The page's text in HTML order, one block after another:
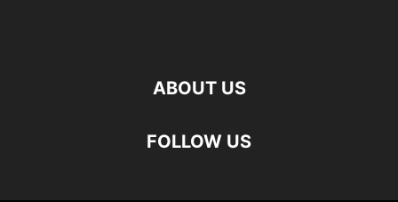
ABOUT US
FOLLOW US